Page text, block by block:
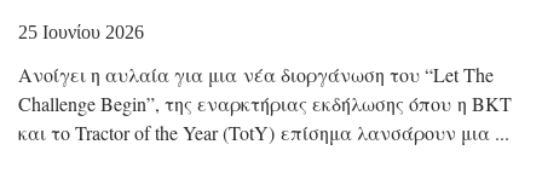
25 Ιουνίου 2026
Ανοίγει η αυλαία για μια νέα διοργάνωση του “Let The
Challenge Begin”, της εναρκτήριας εκδήλωσης όπου η BKT
και το Tractor of the Year (TotY) επίσημα λανσάρουν μια